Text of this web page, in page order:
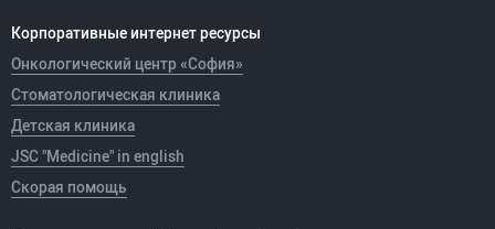
Корпоративные интернет ресурсы
Онкологический центр «София»
Стоматологическая клиника
Детская клиника
JSC "Medicine" in english
Скорая помощь